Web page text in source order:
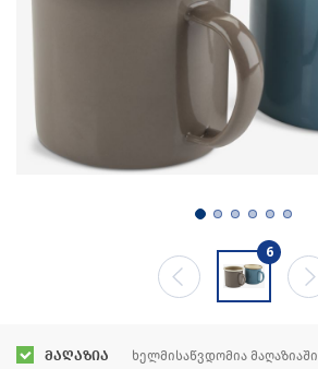
6
მაღაზია ხელმისაწვდომია მაღაზიაში